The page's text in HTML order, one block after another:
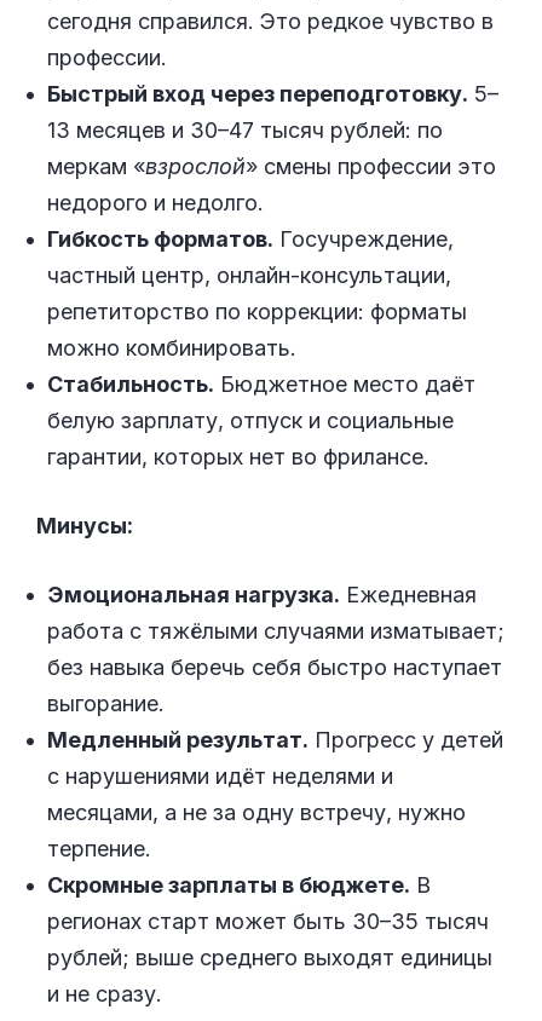
сегодня справился. Это редкое чувство в
профессии.
Быстрый вход через переподготовку. 5–
13 месяцев и 30–47 тысяч рублей: по
меркам «взрослой» смены профессии это
недорого и недолго.
Гибкость форматов. Госучреждение,
частный центр, онлайн-консультации,
репетиторство по коррекции: форматы
можно комбинировать.
Стабильность. Бюджетное место даёт
белую зарплату, отпуск и социальные
гарантии, которых нет во фрилансе.
Минусы:
Эмоциональная нагрузка. Ежедневная
работа с тяжёлыми случаями изматывает;
без навыка беречь себя быстро наступает
выгорание.
Медленный результат. Прогресс у детей
с нарушениями идёт неделями и
месяцами, а не за одну встречу, нужно
терпение.
Скромные зарплаты в бюджете. В
регионах старт может быть 30–35 тысяч
рублей; выше среднего выходят единицы
и не сразу.